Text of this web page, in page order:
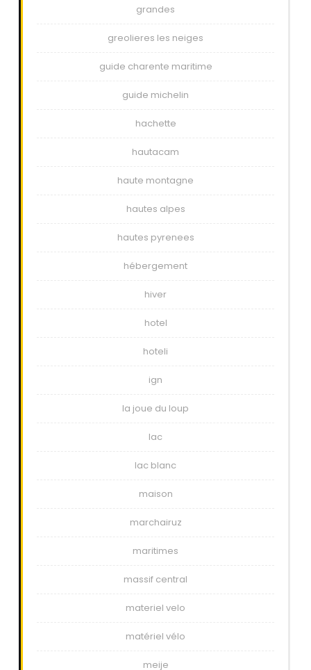
grandes
greolieres les neiges
guide charente maritime
guide michelin
hachette
hautacam
haute montagne
hautes alpes
hautes pyrenees
hébergement
hiver
hotel
hoteli
ign
la joue du loup
lac
lac blanc
maison
marchairuz
maritimes
massif central
materiel velo
matériel vélo
meije